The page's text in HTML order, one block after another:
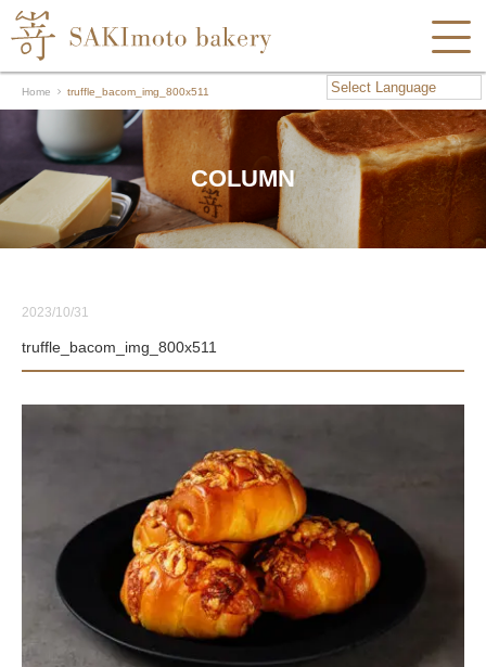
Home truffle_bacom_img_800x511
COLUMN
2023/10/31
truffle_bacom_img_800x511